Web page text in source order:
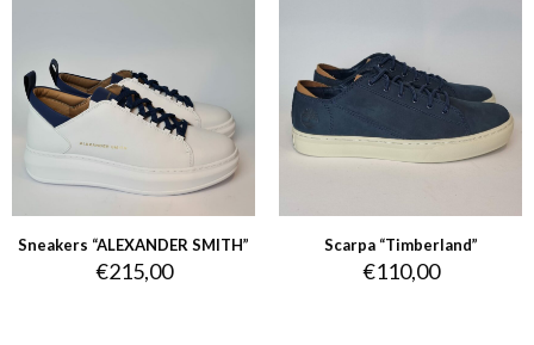
Sneakers “ALEXANDER SMITH”
€215,00
Scarpa “Timberland”
€110,00